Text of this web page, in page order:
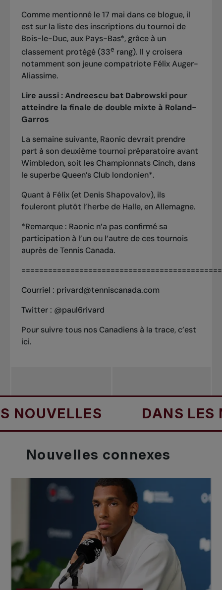
Comme mentionné le 17 mai dans ce blogue, il
est sur la liste des inscriptions du tournoi de
Bois-le-Duc, aux Pays-Bas*, grâce à un
classement protégé (33e rang). Il y croisera
notamment son jeune compatriote Félix Auger-
Aliassime.
Lire aussi :Andreescu bat Dabrowski pour
atteindre la finale de double mixte à Roland-
Garros
La semaine suivante, Raonic devrait prendre
part à son deuxième tournoi préparatoire avant
Wimbledon, soit les Championnats Cinch, dans
le superbe Queen’s Club londonien*.
Quant à Félix (et Denis Shapovalov), ils
fouleront plutôt l’herbe de Halle, en Allemagne.
*Remarque : Raonic n’a pas confirmé sa
participation à l’un ou l’autre de ces tournois
auprès de Tennis Canada.
Courriel : privard@tenniscanada.com
Twitter : @paul6rivard
Pour suivre tous nos Canadiens à la trace, c’est
ici.
DANS LES
Nouvelles connexes